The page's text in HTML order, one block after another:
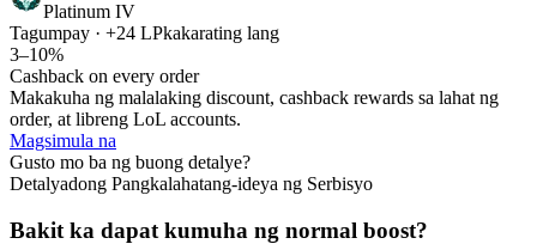
Platinum IV
Tagumpay · +24 LPkakarating lang
3–10%
Cashback on every order
Makakuha ng malalaking discount, cashback rewards sa lahat ng
order, at libreng LoL accounts.
Magsimula na
Gusto mo ba ng buong detalye?
Detalyadong Pangkalahatang-ideya ng Serbisyo
Bakit ka dapat kumuha ng normal boost?